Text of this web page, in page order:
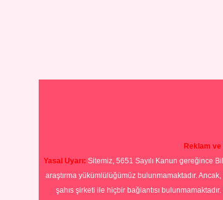
Reklam
Yasal Uyarı: Sitemiz, 5651 Sayılı Kanun gereğince
araştırma yükümlülüğümüz bulunmamaktadır.
şahıs şirketi ile hiçbir bağlantısı